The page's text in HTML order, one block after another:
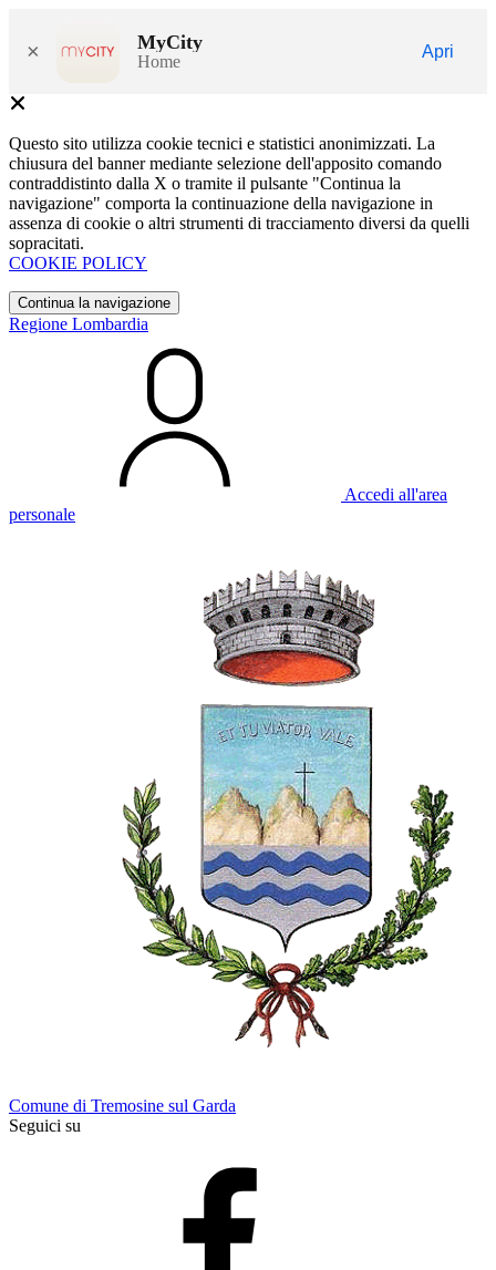
× MyCity
Home
Apri
Questo sito utilizza cookie tecnici e statistici anonimizzati. La
chiusura del banner mediante selezione dell'apposito comando
contraddistinto dalla X o tramite il pulsante "Continua la
navigazione" comporta la continuazione della navigazione in
assenza di cookie o altri strumenti di tracciamento diversi da quelli
sopracitati.
COOKIE POLICY
Continua la navigazione
Regione Lombardia
Accedi all'area
personale
Comune di Tremosine sul Garda
Seguici su